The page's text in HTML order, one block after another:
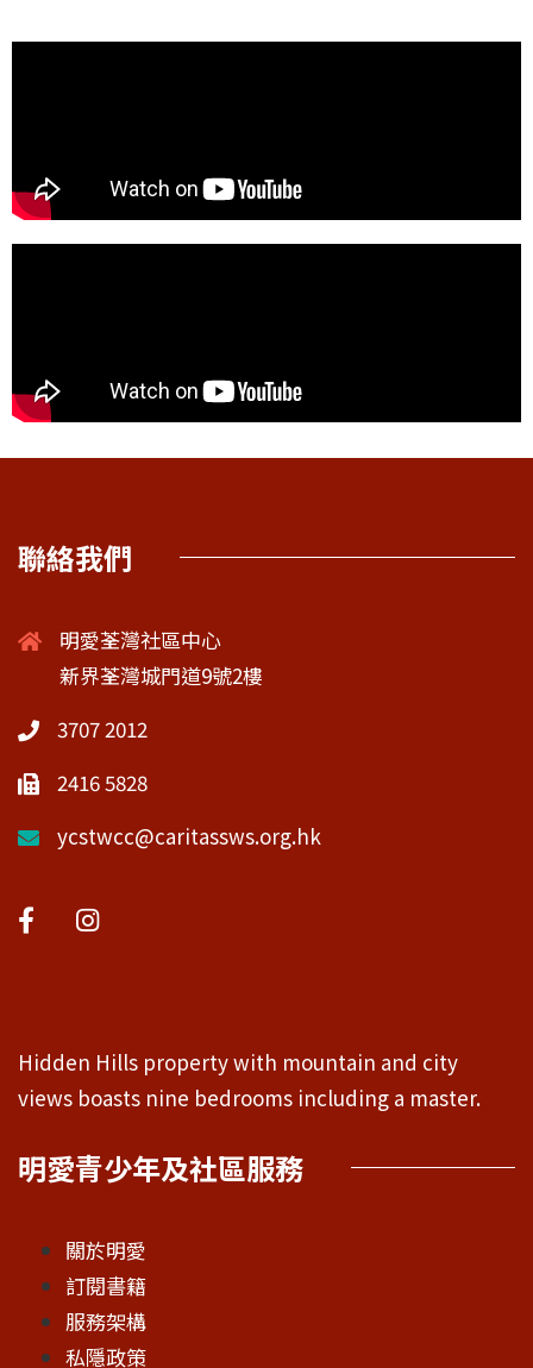
聯絡我們
明愛荃灣社區中心
新界荃灣城門道9號2樓
3707 2012
2416 5828
ycstwcc@caritassws.org.hk
Hidden Hills property with mountain and city
views boasts nine bedrooms including a master.
明愛青少年及社區服務
關於明愛
訂閱書籍
服務架構
私隱政策